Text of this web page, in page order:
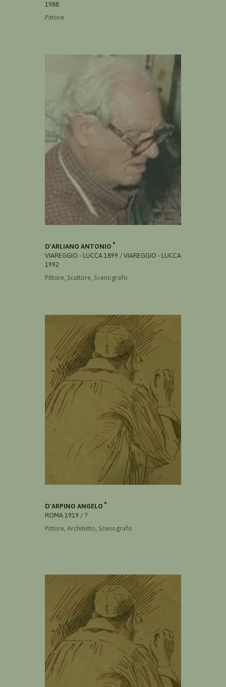
1988
Pittore
D'ARLIANO ANTONIO
VIAREGGIO - LUCCA 1899 / VIAREGGIO - LUCCA
1992
Pittore, Scultore, Scenografo
D'ARPINO ANGELO
ROMA 1919 / ?
Pittore, Architetto, Scenografo